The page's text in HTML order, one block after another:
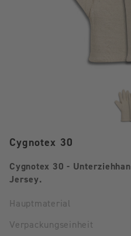
Cygnotex 30
Cygnotex 30 -
Jersey.
Hauptmaterial
Verpackungseinheit